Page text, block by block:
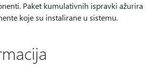
Paket kumulativnih ispravki ažurira
koje su instalirane u sistemu.